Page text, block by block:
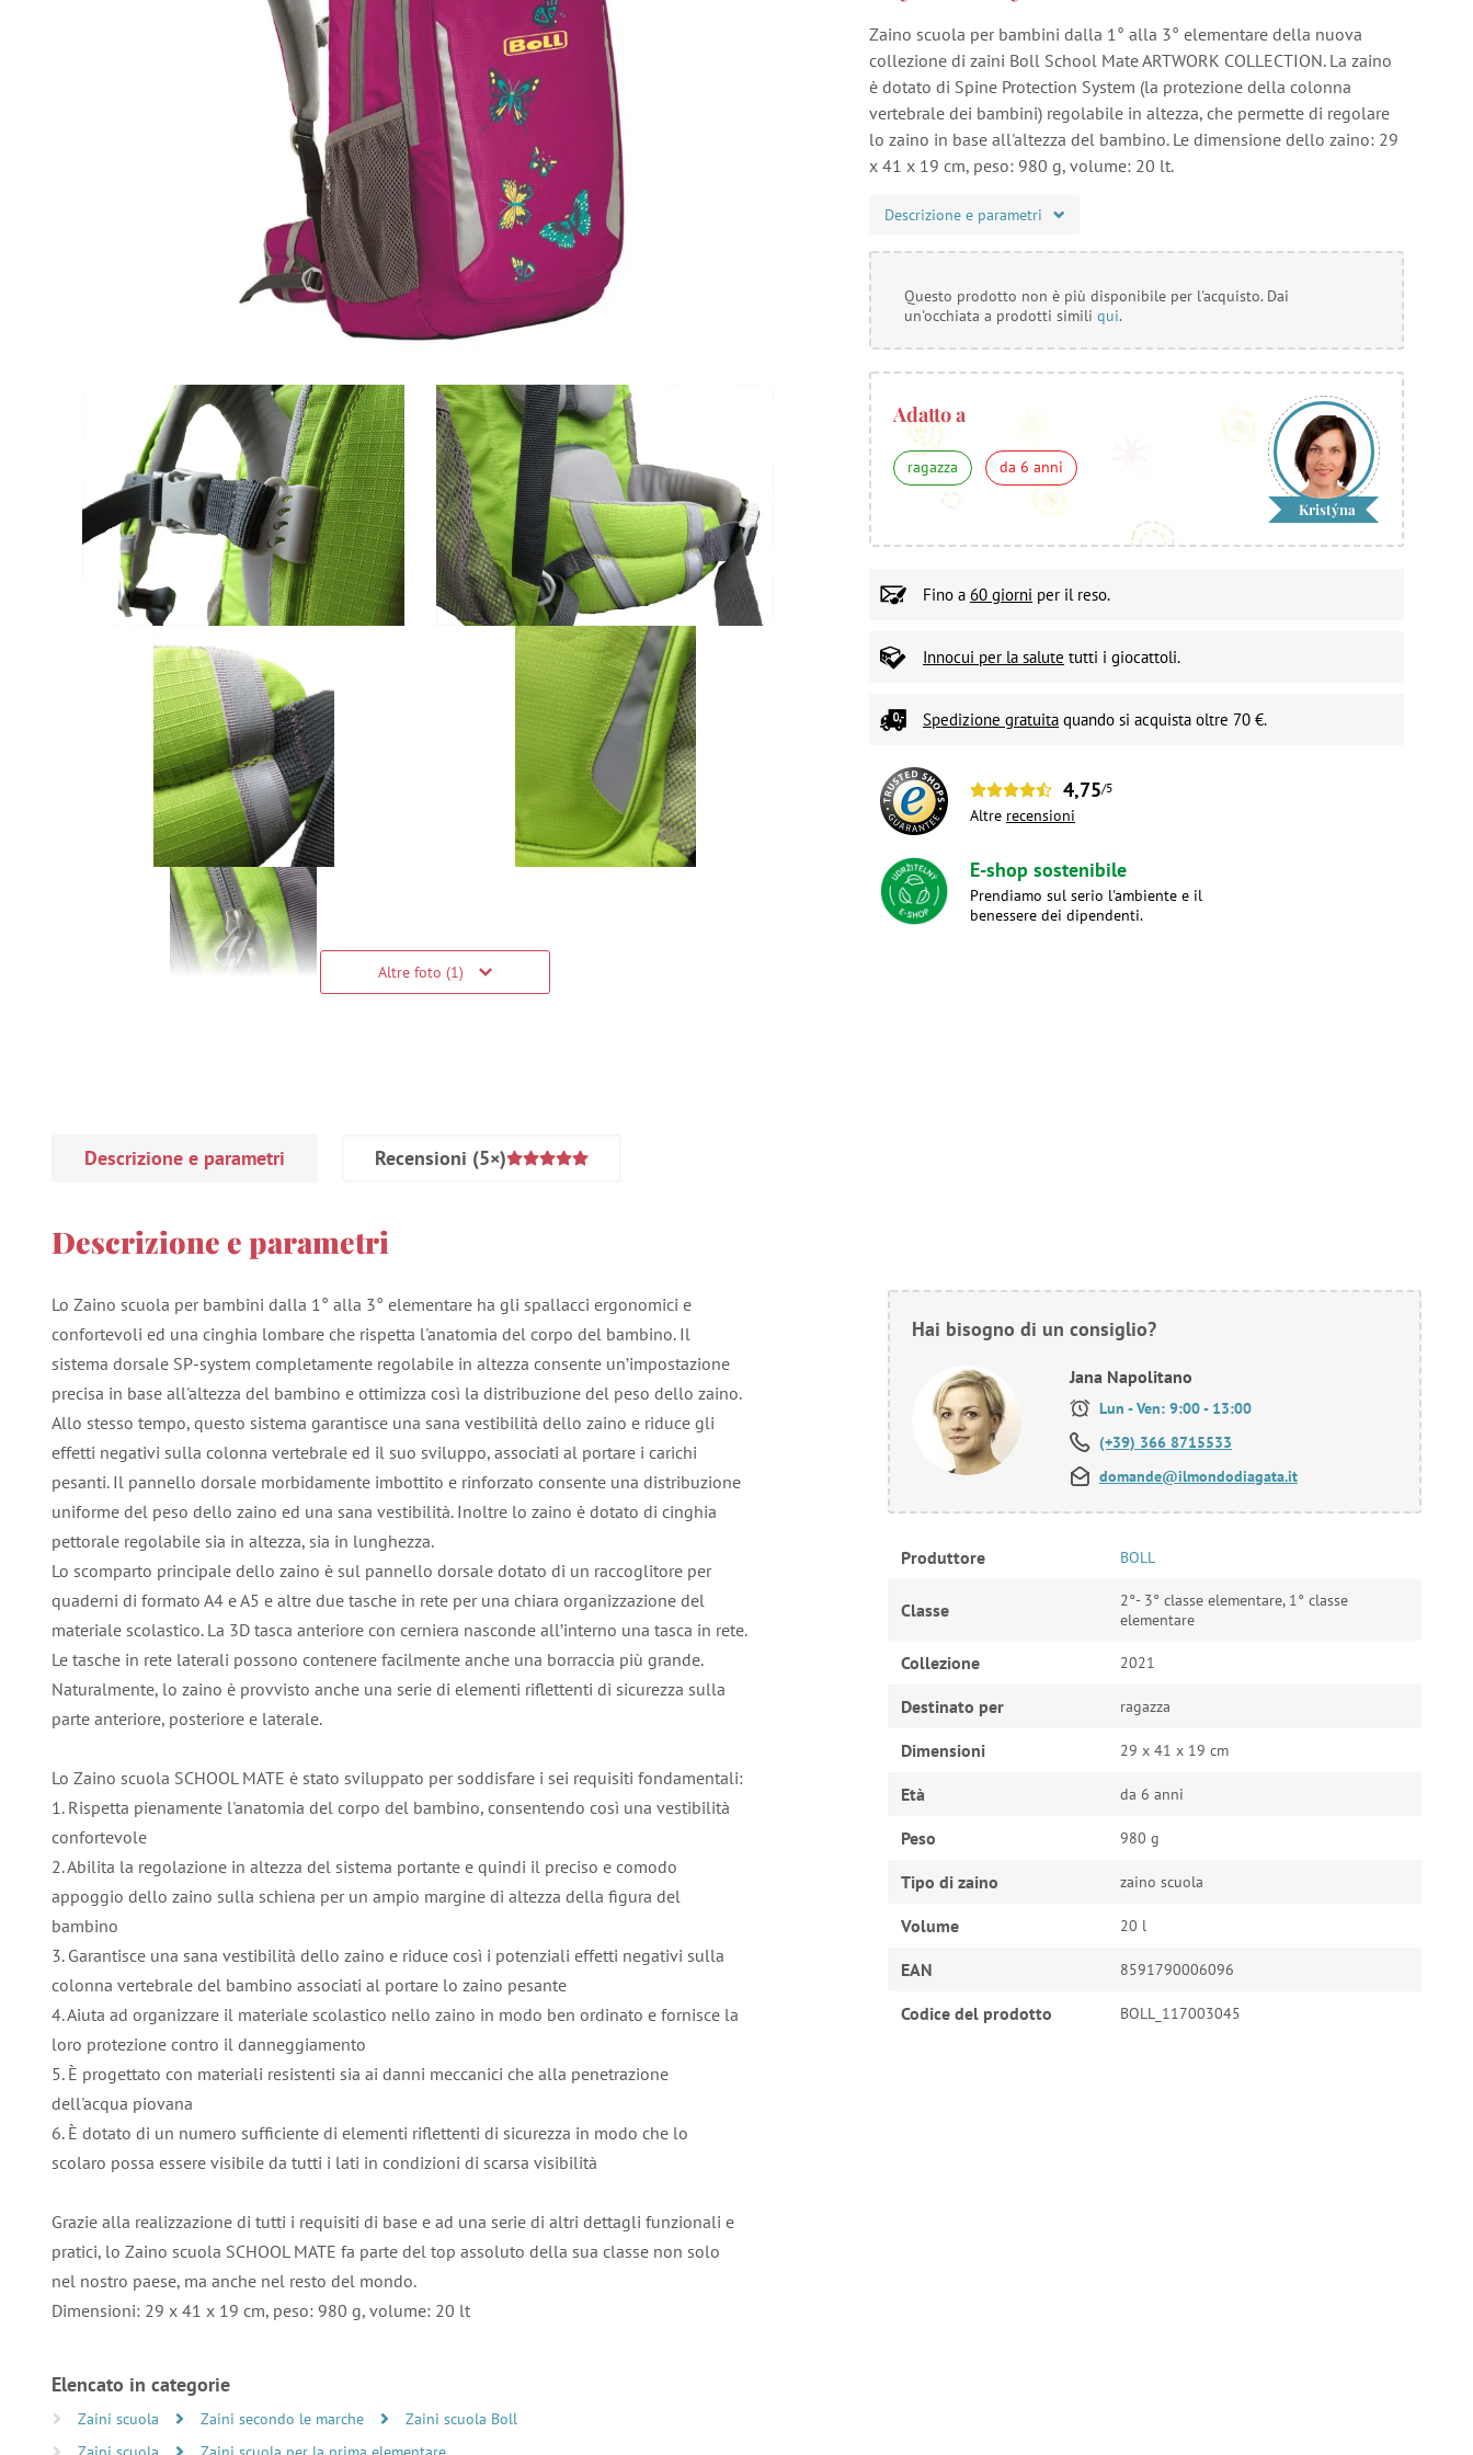
Altre foto (1)
Zaino scuola per bambini dalla 1° alla 3° elementare della nuova
collezione di zaini Boll School Mate ARTWORK COLLECTION. La zaino
è dotato di Spine Protection System (la protezione della colonna
vertebrale dei bambini) regolabile in altezza, che permette di regolare
lo zaino in base all'altezza del bambino. Le dimensione dello zaino: 29
x 41 x 19 cm, peso: 980 g, volume: 20 lt.
Descrizione e parametri
Questo prodotto non è più disponibile per l'acquisto. Dai
un'occhiata a prodotti simili qui.
Adatto a
ragazza da 6 anni
Kristýna
Fino a 60 giorni per il reso.
Innocui per la salute tutti i giocattoli.
Spedizione gratuita quando si acquista oltre 70 €.
4,75/5
Altre recensioni
E-shop sostenibile
Prendiamo sul serio l'ambiente e il
benessere dei dipendenti.
Descrizione e parametri Recensioni (5×)
Descrizione e parametri
Lo Zaino scuola per bambini dalla 1° alla 3° elementare ha gli spallacci ergonomici e
confortevoli ed una cinghia lombare che rispetta l'anatomia del corpo del bambino. Il
sistema dorsale SP-system completamente regolabile in altezza consente un’impostazione
precisa in base all'altezza del bambino e ottimizza così la distribuzione del peso dello zaino.
Allo stesso tempo, questo sistema garantisce una sana vestibilità dello zaino e riduce gli
effetti negativi sulla colonna vertebrale ed il suo sviluppo, associati al portare i carichi
pesanti. Il pannello dorsale morbidamente imbottito e rinforzato consente una distribuzione
uniforme del peso dello zaino ed una sana vestibilità. Inoltre lo zaino è dotato di cinghia
pettorale regolabile sia in altezza, sia in lunghezza.
Lo scomparto principale dello zaino è sul pannello dorsale dotato di un raccoglitore per
quaderni di formato A4 e A5 e altre due tasche in rete per una chiara organizzazione del
materiale scolastico. La 3D tasca anteriore con cerniera nasconde all’interno una tasca in rete.
Le tasche in rete laterali possono contenere facilmente anche una borraccia più grande.
Naturalmente, lo zaino è provvisto anche una serie di elementi riflettenti di sicurezza sulla
parte anteriore, posteriore e laterale.
Lo Zaino scuola SCHOOL MATE è stato sviluppato per soddisfare i sei requisiti fondamentali:
1. Rispetta pienamente l'anatomia del corpo del bambino, consentendo così una vestibilità
confortevole
2. Abilita la regolazione in altezza del sistema portante e quindi il preciso e comodo
appoggio dello zaino sulla schiena per un ampio margine di altezza della figura del
bambino
3. Garantisce una sana vestibilità dello zaino e riduce così i potenziali effetti negativi sulla
colonna vertebrale del bambino associati al portare lo zaino pesante
4. Aiuta ad organizzare il materiale scolastico nello zaino in modo ben ordinato e fornisce la
loro protezione contro il danneggiamento
5. È progettato con materiali resistenti sia ai danni meccanici che alla penetrazione
dell'acqua piovana
6. È dotato di un numero sufficiente di elementi riflettenti di sicurezza in modo che lo
scolaro possa essere visibile da tutti i lati in condizioni di scarsa visibilità
Grazie alla realizzazione di tutti i requisiti di base e ad una serie di altri dettagli funzionali e
pratici, lo Zaino scuola SCHOOL MATE fa parte del top assoluto della sua classe non solo
nel nostro paese, ma anche nel resto del mondo.
Dimensioni: 29 x 41 x 19 cm, peso: 980 g, volume: 20 lt
Elencato in categorie
Zaini scuola Zaini secondo le marche
Zaini scuola Boll
Hai bisogno di un consiglio?
Jana Napolitano
Lun - Ven: 9:00 - 13:00
(+39) 366 8715533
domande@ilmondodiagata.it
Produttore BOLL
Classe
2°- 3° classe elementare, 1° classe
elementare
Collezione 2021
Destinato per ragazza
Dimensioni 29 x 41 x 19 cm
Età da 6 anni
Peso 980 g
Tipo di zaino zaino scuola
Volume 20 l
EAN 8591790006096
Codice del prodotto BOLL_117003045